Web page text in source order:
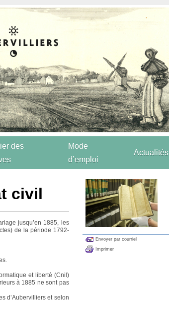
des
Mode
d’emploi
Actualités
civil
jusqu’en 1885, les
de la période 1792-
et liberté (Cnil)
à 1885 ne sont pas
d’Aubervilliers et selon
Envoyer par courriel
Imprimer